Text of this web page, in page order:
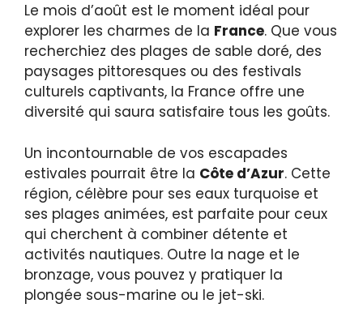
Le mois d’août est le moment idéal pour
explorer les charmes de la France. Que vous
recherchiez des plages de sable doré, des
paysages pittoresques ou des festivals
culturels captivants, la France offre une
diversité qui saura satisfaire tous les goûts.
Un incontournable de vos escapades
estivales pourrait être la Côte d’Azur. Cette
région, célèbre pour ses eaux turquoise et
ses plages animées, est parfaite pour ceux
qui cherchent à combiner détente et
activités nautiques. Outre la nage et le
bronzage, vous pouvez y pratiquer la
plongée sous-marine ou le jet-ski.